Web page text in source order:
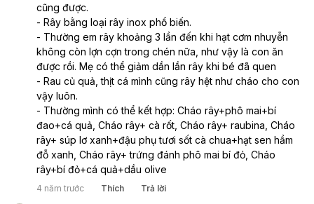
cũng được.
- Rây bằng loại rây inox phổ biến.
- Thường em rây khoảng 3 lần đến khi hạt cơm nhuyễn
không còn lợn cợn trong chén nữa, như vậy là con ăn
được rồi. Mẹ có thể giảm dần lần rây khi bé đã quen
- Rau củ quả, thịt cá mình cũng rây hệt như cháo cho con
vậy luôn.
- Thường mình có thể kết hợp: Cháo rây+phô mai+bí
đao+cá quả, Cháo rây+ cà rốt, Cháo rây+ raubina, Cháo
rây+ súp lơ xanh+đậu phụ tươi sốt cà chua+hạt sen hầm
đỗ xanh, Cháo rây+ trứng đánh phô mai bí đỏ, Cháo
rây+bí đỏ+cá quả+dầu olive
4 năm trước Thích Trả lời